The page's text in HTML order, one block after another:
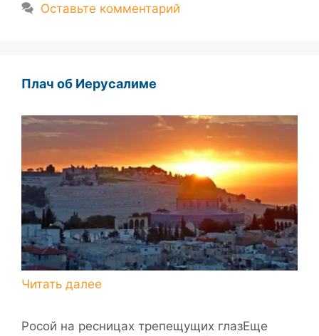
Оставьте комментарий
Плач об Иерусалиме
Росой на ресницах трепещущих глазЕще